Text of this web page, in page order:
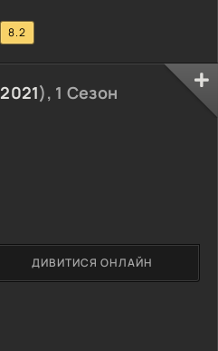
8.2
2021), 1 Сезон
ДИВИТИСЯ ОНЛАЙН